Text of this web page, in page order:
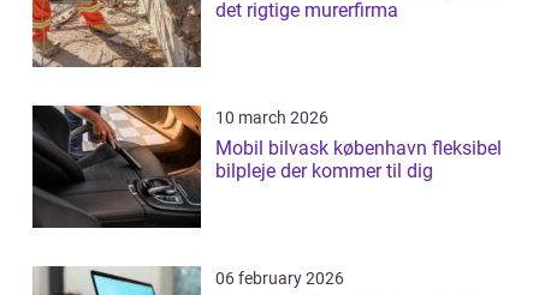
det rigtige murerfirma
10 march 2026
Mobil bilvask københavn fleksibel
bilpleje der kommer til dig
06 february 2026